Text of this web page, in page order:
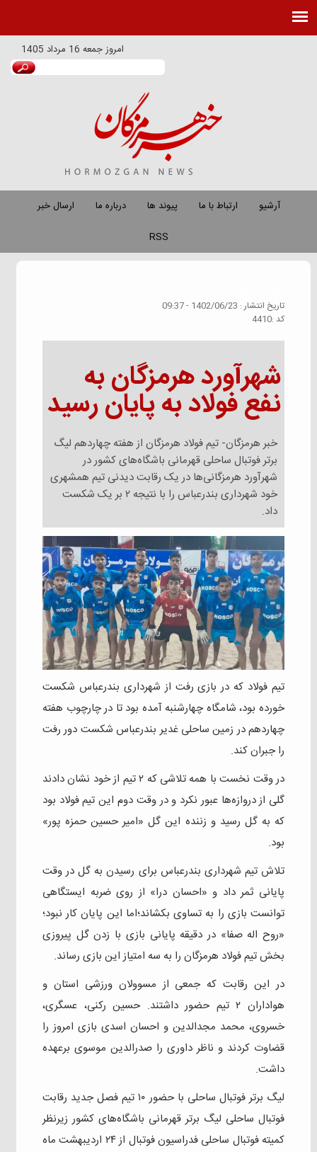
امروزجمعه 16 مرداد 1405
آرشیو ارتباط با ما پیوند ها درباره ما
ارسال خبر
RSS
تاريخ انتشار : 1402/06/23 - 09:37
كد :4410
شهرآورد هرمزگان به
نفع فولاد به پایان رسید
خبر هرمزگان- تیم فولاد هرمزگان از هفته چهاردهم لیگ
برتر فوتبال ساحلی قهرمانی باشگاه‌های کشور در
شهرآورد هرمزگانی‌ها در یک رقابت دیدنی تیم همشهری
خود شهرداری بندرعباس را با نتیجه ۲ بر یک شکست
داد.
تیم فولاد که در بازی رفت از شهرداری بندرعباس شکست
خورده بود، شامگاه چهارشنبه آمده بود تا در چارچوب هفته
چهاردهم در زمین ساحلی غدیر بندرعباس شکست دور رفت
را جبران کند.
در وقت نخست با همه تلاشی که ۲ تیم از خود نشان دادند
گلی از دروازه‌ها عبور نکرد و در وقت دوم این تیم فولاد بود
که به گل رسید و زننده این گل «امیر حسین حمزه پور»
بود.
تلاش تیم شهرداری بندرعباس برای رسیدن به گل در وقت
پایانی ثمر داد و «احسان درا» از روی ضربه ایستگاهی
توانست بازی را به تساوی بکشاند؛اما این پایان کار نبود؛
«روح اله صفا» در دقیقه پایانی بازی با زدن گل پیروزی
بخش تیم فولاد هرمزگان را به سه امتیاز این بازی رساند.
در این رقابت که جمعی از مسوولان ورزشی استان و
هواداران ۲ تیم حضور داشتند. حسین رکنی، عسگری،
خسروی، محمد مجدالدین و احسان اسدی بازی امروز را
قضاوت کردند و ناظر داوری را صدرالدین موسوی برعهده
داشت.
لیگ برتر فوتبال ساحلی با حضور ۱۰ تیم فصل جدید رقابت
فوتبال ساحلی لیگ برتر قهرمانی باشگاه‌های کشور زیرنظر
کمیته فوتبال ساحلی فدراسیون فوتبال از ۲۴ اردیبهشت ماه